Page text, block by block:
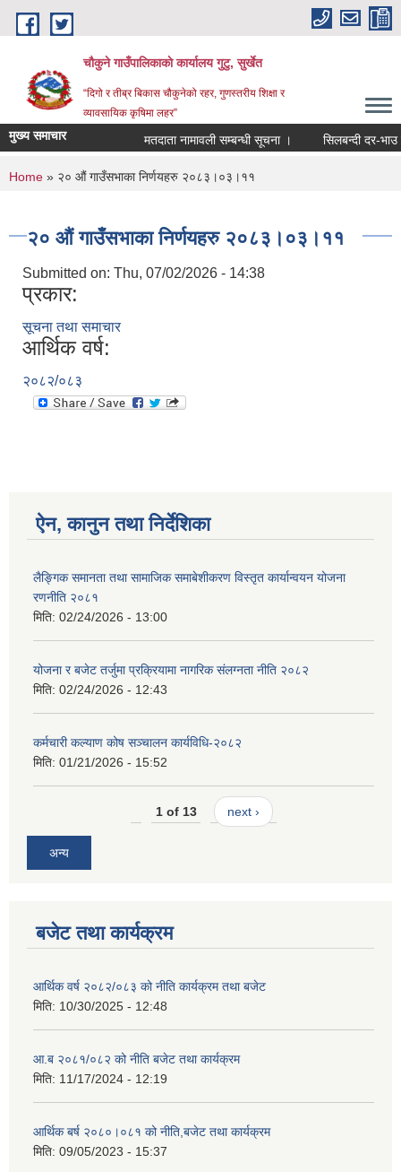
Skip to main content
चौकुने गाउँपालिकाकाे कार्यालय गुटु, सुर्खेत
“दिगो र तीब्र बिकास चौकुनेको रहर, गुणस्तरीय शिक्षा र
व्यावसायिक कृषिमा लहर”
मुख्य समाचार मतदाता नामावली सम्बन्धी सूचना । सिलबन्दी दर-भाउ
You are here
Home » २० औं गाउँसभाका निर्णयहरु २०८३।०३।११
२० औं गाउँसभाका निर्णयहरु २०८३।०३।११
Submitted on: Thu, 07/02/2026 - 14:38
प्रकार:
सूचना तथा समाचार
आर्थिक वर्ष:
२०८२/०८३
ऐन, कानुन तथा निर्देशिका
लैङ्गिक समानता तथा सामाजिक समाबेशीकरण विस्तृत कार्यान्वयन योजना
रणनीति २०८१
मिति: 02/24/2026 - 13:00
योजना र बजेट तर्जुमा प्रक्रियामा नागरिक संलग्नता नीति २०८२
मिति: 02/24/2026 - 12:43
कर्मचारी कल्याण कोष सञ्चालन कार्यविधि-२०८२
मिति: 01/21/2026 - 15:52
1 of 13 next ›
अन्य
बजेट तथा कार्यक्रम
आर्थिक वर्ष २०८२/०८३ को नीति कार्यक्रम तथा बजेट
मिति: 10/30/2025 - 12:48
आ.ब २०८१/०८२ को नीति बजेट तथा कार्यक्रम
मिति: 11/17/2024 - 12:19
आर्थिक बर्ष २०८०।०८१ को नीति,बजेट तथा कार्यक्रम
मिति: 09/05/2023 - 15:37